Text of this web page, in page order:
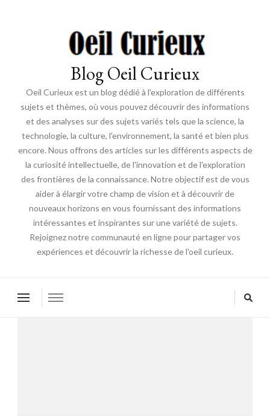
Blog Oeil Curieux
Oeil Curieux est un blog dédié à l'exploration de différents
sujets et thèmes, où vous pouvez découvrir des informations
et des analyses sur des sujets variés tels que la science, la
technologie, la culture, l'environnement, la santé et bien plus
encore. Nous offrons des articles sur les différents aspects de
la curiosité intellectuelle, de l'innovation et de l'exploration
des frontières de la connaissance. Notre objectif est de vous
aider à élargir votre champ de vision et à découvrir de
nouveaux horizons en vous fournissant des informations
intéressantes et inspirantes sur une variété de sujets.
Rejoignez notre communauté en ligne pour partager vos
expériences et découvrir la richesse de l'oeil curieux.